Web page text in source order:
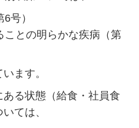
号）
ことの明らかな疾病（第
ます。
る状態（給食・社員食
ては、